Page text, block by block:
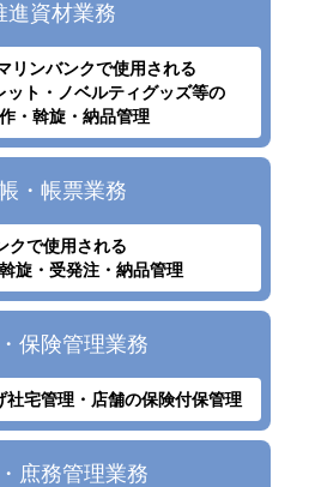
資材業務
リンバンクで使用される
ット・ノベルティグッズ等の
・斡旋・納品管理
・帳票業務
クで使用される
旋・受発注・納品管理
保険管理業務
社宅管理・店舗の保険付保管理
庶務管理業務